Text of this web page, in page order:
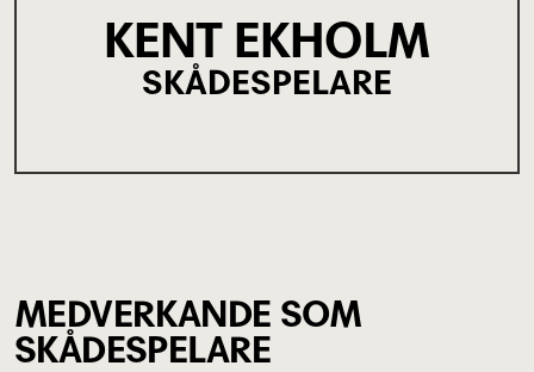
KENT EKHOLM
SKÅDESPELARE
MEDVERKANDE SOM
SKÅDESPELARE